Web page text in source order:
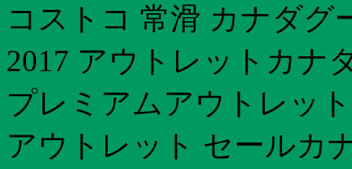
コストコ 常滑 カナダ
2017 アウトレットカナ
プレミアムアウトレッ
アウトレット セールカ